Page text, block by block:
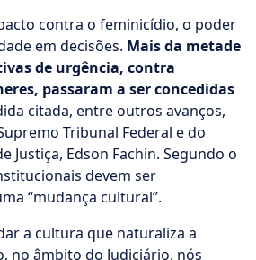
contra o feminicídio, o poder
em decisões. Mais da metade
de urgência, contra
passaram a ser concedidas
citada, entre outros avanços,
Tribunal Federal e do
Justiça, Edson Fachin. Segundo o
devem ser
“mudança cultural”.
a cultura que naturaliza a
no âmbito do Judiciário, nós